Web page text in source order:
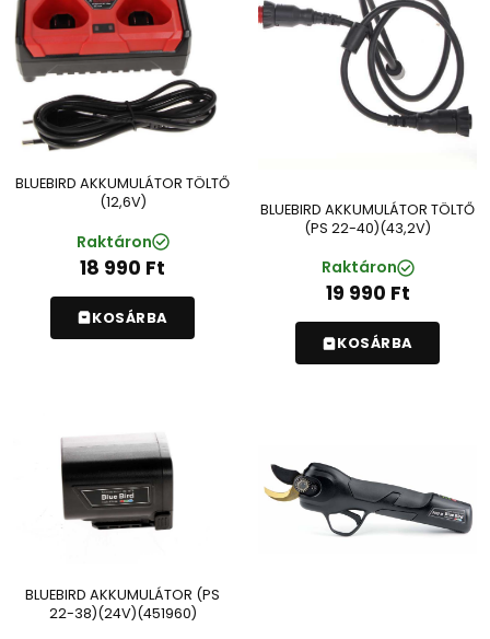
BLUEBIRD AKKUMULÁTOR TÖLTŐ
(12,6V)
Raktáron
18 990 Ft
KOSÁRBA
BLUEBIRD AKKUMULÁTOR TÖLTŐ
(PS 22-40)(43,2V)
Raktáron
19 990 Ft
KOSÁRBA
BLUEBIRD AKKUMULÁTOR (PS
22-38)(24V)(451960)